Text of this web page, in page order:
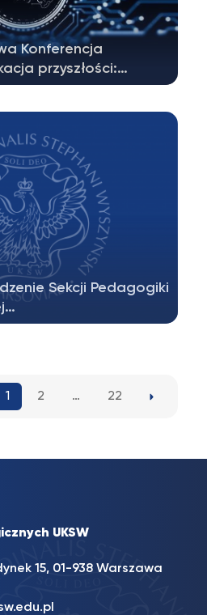
Konferencja
przyszłości:…
konferencji…
Sekcji Pedagogiki
1 2 … 22
UKSW
15, 01-938 Warszawa